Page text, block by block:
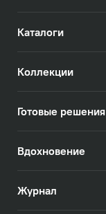
Каталоги
Коллекции
Готовые решения
Вдохновение
Журнал